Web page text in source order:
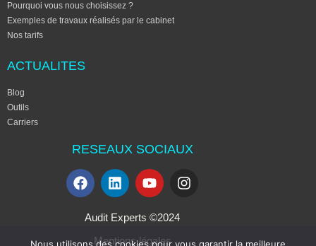
Pourquoi vous nous choisissez ?
Exemples de travaux réalisés par le cabinet
Nos tarifs
ACTUALITES
Blog
Outils
Carriers
RESEAUX SOCIAUX
Audit Experts ©2024
Mentions légales